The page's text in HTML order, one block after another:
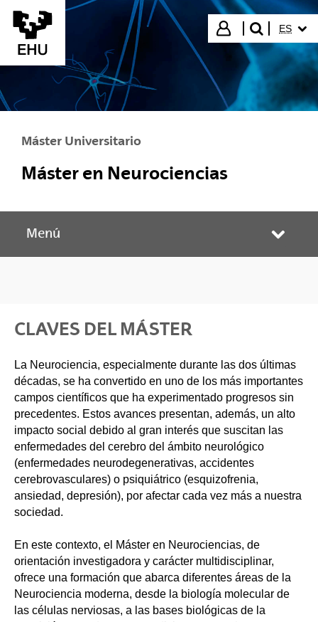
Saltar al contenido principal
Iniciar sesión
buscar"
ES
Máster Universitario
Máster en Neurociencias
Menú
CLAVES DEL MÁSTER
La Neurociencia, especialmente durante las dos últimas
décadas, se ha convertido en uno de los más importantes
campos científicos que ha experimentado progresos sin
precedentes. Estos avances presentan, además, un alto
impacto social debido al gran interés que suscitan las
enfermedades del cerebro del ámbito neurológico
(enfermedades neurodegenerativas, accidentes
cerebrovasculares) o psiquiátrico (esquizofrenia,
ansiedad, depresión), por afectar cada vez más a nuestra
sociedad.
En este contexto, el Máster en Neurociencias, de
orientación investigadora y carácter multidisciplinar,
ofrece una formación que abarca diferentes áreas de la
Neurociencia moderna, desde la biología molecular de
las células nerviosas, a las bases biológicas de la